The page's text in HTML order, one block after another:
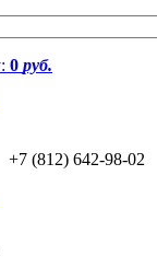
0 руб.
(812) 642-98-02